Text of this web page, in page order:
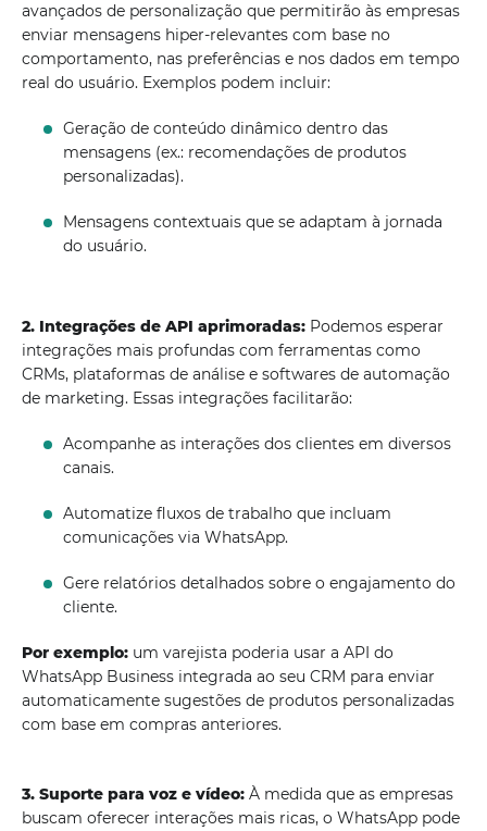
avançados de personalização que permitirão às empresas
enviar mensagens hiper-relevantes com base no
comportamento, nas preferências e nos dados em tempo
real do usuário. Exemplos podem incluir:
Geração de conteúdo dinâmico dentro das
mensagens (ex.: recomendações de produtos
personalizadas).
Mensagens contextuais que se adaptam à jornada
do usuário.
2. Integrações de API aprimoradas: Podemos esperar
integrações mais profundas com ferramentas como
CRMs, plataformas de análise e softwares de automação
de marketing. Essas integrações facilitarão:
Acompanhe as interações dos clientes em diversos
canais.
Automatize fluxos de trabalho que incluam
comunicações via WhatsApp.
Gere relatórios detalhados sobre o engajamento do
cliente.
Por exemplo: um varejista poderia usar a API do
WhatsApp Business integrada ao seu CRM para enviar
automaticamente sugestões de produtos personalizadas
com base em compras anteriores.
3. Suporte para voz e vídeo: À medida que as empresas
buscam oferecer interações mais ricas, o WhatsApp pode